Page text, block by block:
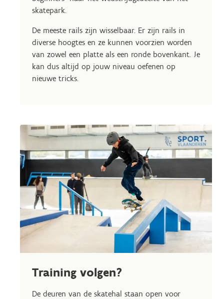
skatepark.
De meeste rails zijn wisselbaar. Er zijn rails in
diverse hoogtes en ze kunnen voorzien worden
van zowel een platte als een ronde bovenkant. Je
kan dus altijd op jouw niveau oefenen op
nieuwe tricks.
Training volgen?
De deuren van de skatehal staan open voor